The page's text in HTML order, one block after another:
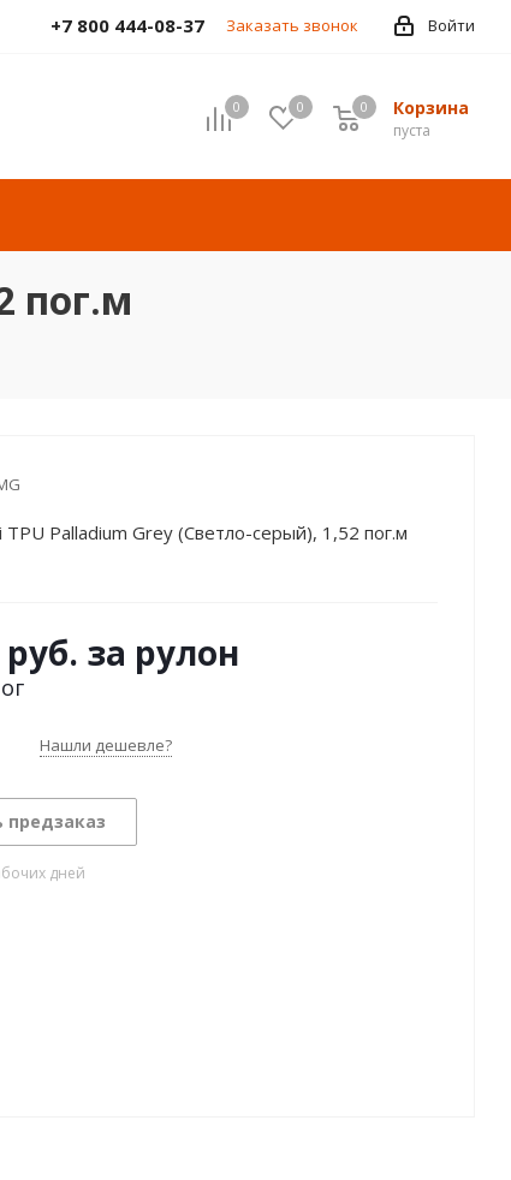
Войти
+7 800 444-08-37 Заказать звонок
0 0 Корзина
пуста
0
пог.м
TPU Palladium Grey (Светло-серый), 1,52 пог.м
руб. за рулон
Нашли дешевле?
дней